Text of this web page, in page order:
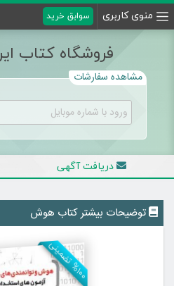
منوی کاربری سوابق خرید
فروشگاه کتاب
مشاهده سفارشات
دریافت آگهی
توضیحات بیشتر کتاب هوش
%
۱
۰
۰
ت
ض
م
ی
ن
ی